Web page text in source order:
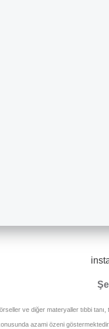
ve diğer materyaller tıbbi
azami özeni